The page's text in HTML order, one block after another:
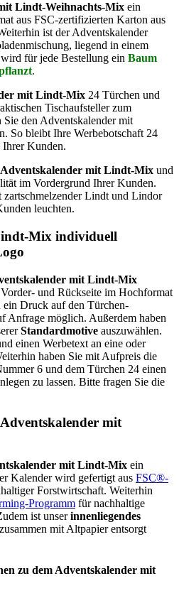
Lindt-Weihnachts-Mix ein
aus FSC-zertifizierten Karton aus
ist der Adventskalender
liegend in einem
für jede Bestellung ein Baum
.
mit Lindt-Mix 24 Türchen und
Tischaufsteller zum
den Adventskalender mit
So bleibt Ihre Werbebotschaft 24
Kunden.
Adventskalender mit Lindt-Mix und
im Vordergrund Ihrer Kunden.
Lindt und Lindor
leuchten.
Mix individuell
mit Lindt-Mix
und Rückseite im Hochformat
ein Druck auf den Türchen-
Anfrage möglich. Außerdem haben
Standardmotive auszuwählen.
einen Werbetext an eine oder
haben Sie mit Aufpreis die
6 und dem Türchen 24 einen
zu lassen. Bitte fragen Sie die
mit
mit Lindt-Mix ein
Kalender wird gefertigt aus FSC®-
Forstwirtschaft. Weiterhin
Programm für nachhaltige
ist unserinnenliegendes
mit Altpapier entsorgt
zu dem Adventskalender mit